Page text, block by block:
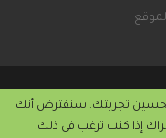
تجربتك. سنفترض أنك
إذا كنت ترغب في ذلك.